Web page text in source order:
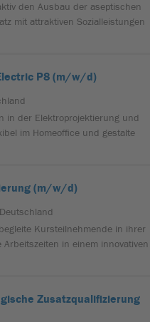
den Ausbau der aseptischen
mit attraktiven Sozialleistungen
P8 (m/w/d)
in der Elektroprojektierung und
im Homeoffice und gestalte
(m/w/d)
Kursteilnehmende in ihrer
in einem innovativen
Zusatzqualifizierung